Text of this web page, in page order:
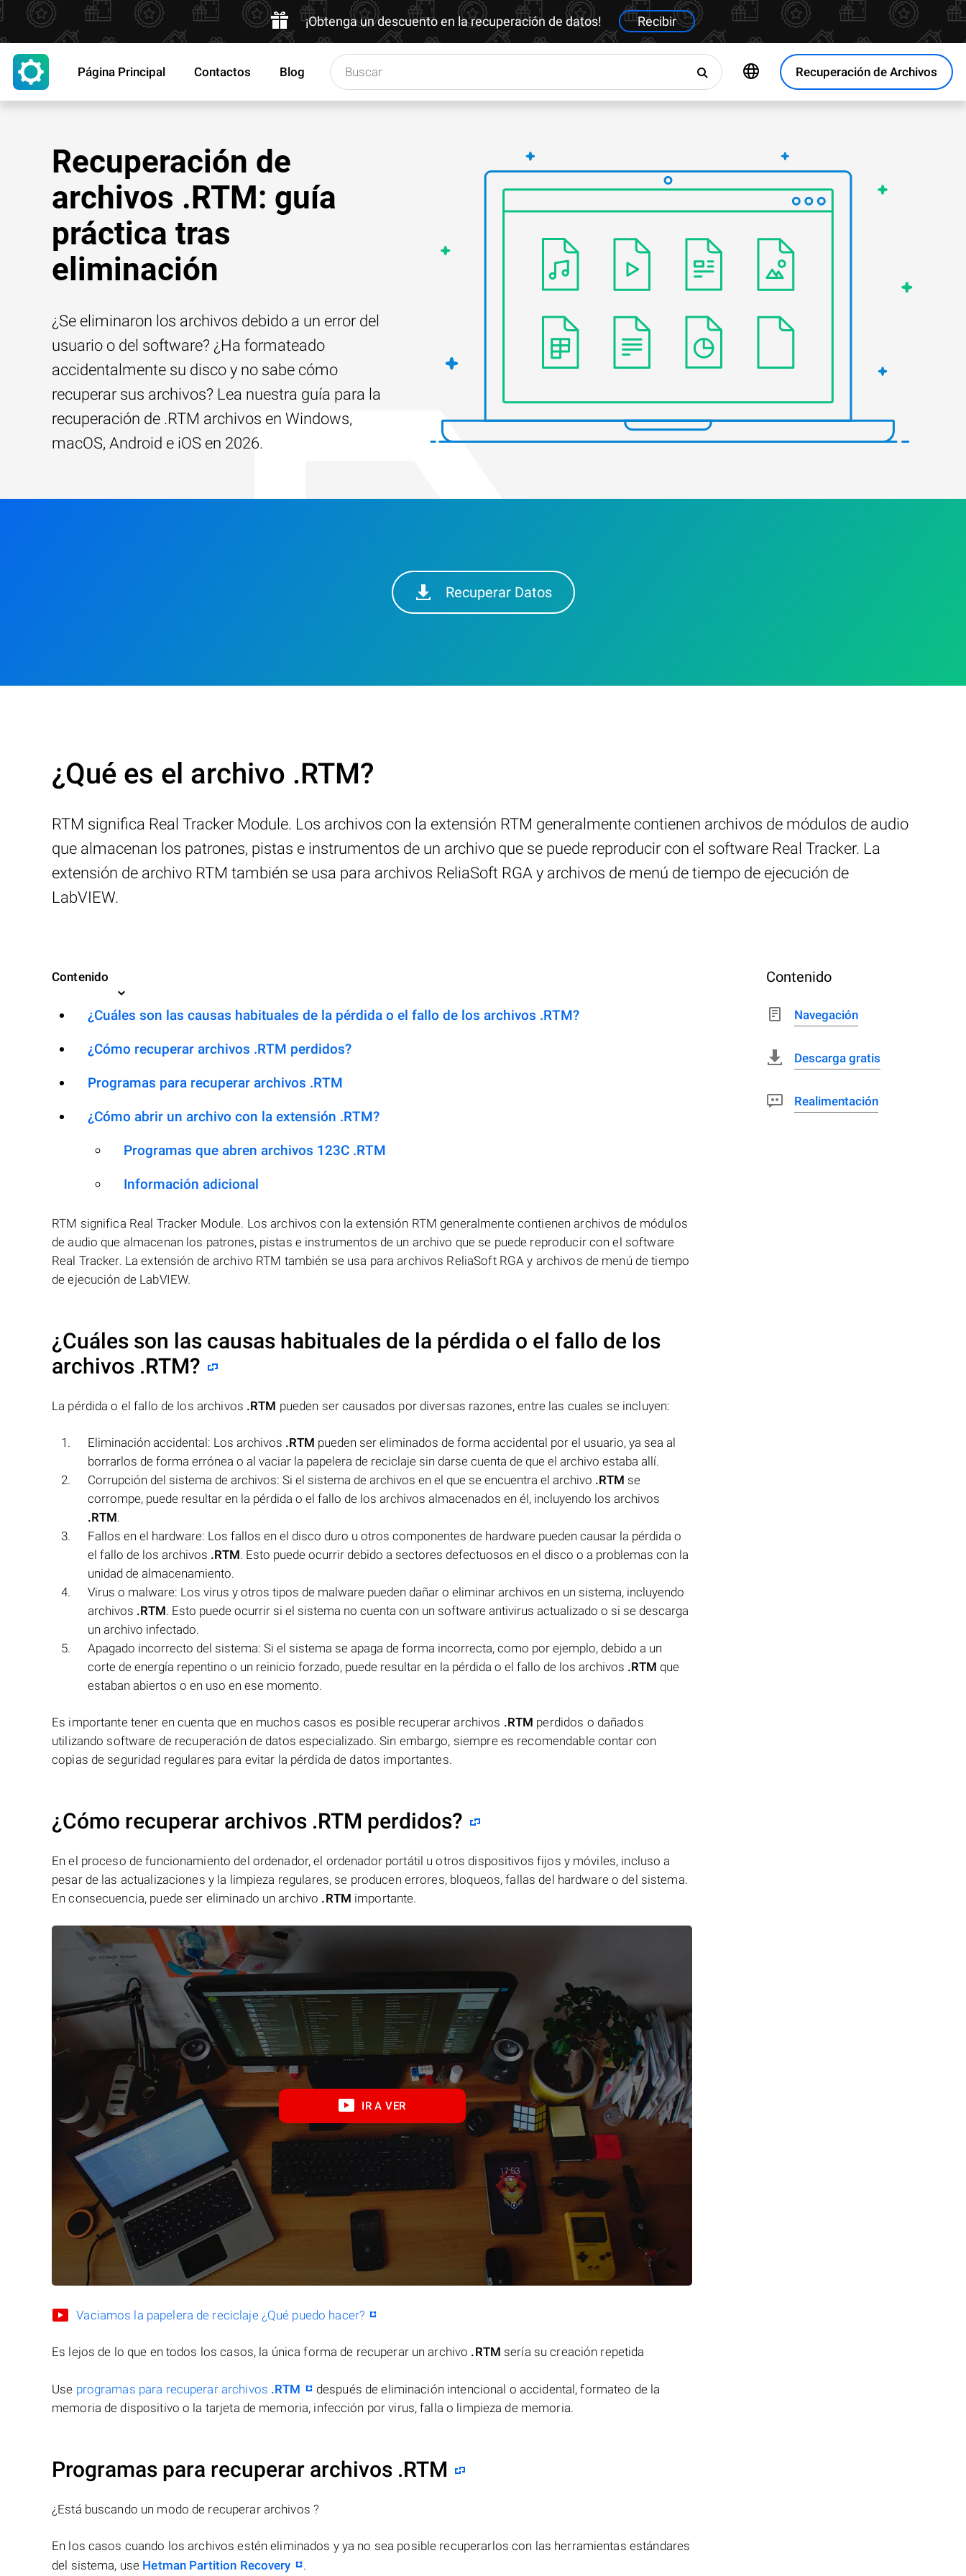
¡Obtenga un descuento en la recuperación de datos! Recibir
Recuperación de Archivos
Página Principal Contactos Blog
Recuperación de
archivos .RTM: guía
práctica tras
eliminación
¿Se eliminaron los archivos debido a un error del
usuario o del software? ¿Ha formateado
accidentalmente su disco y no sabe cómo
recuperar sus archivos? Lea nuestra guía para la
recuperación de .RTM archivos en Windows,
macOS, Android e iOS en 2026.
Recuperar Datos
¿Qué es el archivo .RTM?
RTM significa Real Tracker Module. Los archivos con la extensión RTM generalmente contienen archivos de módulos de audio
que almacenan los patrones, pistas e instrumentos de un archivo que se puede reproducir con el software Real Tracker. La
extensión de archivo RTM también se usa para archivos ReliaSoft RGA y archivos de menú de tiempo de ejecución de
LabVIEW.
Contenido
¿Cuáles son las causas habituales de la pérdida o el fallo de los archivos .RTM?
¿Cómo recuperar archivos .RTM perdidos?
Programas para recuperar archivos .RTM
¿Cómo abrir un archivo con la extensión .RTM?
Programas que abren archivos 123C .RTM
Información adicional
RTM significa Real Tracker Module. Los archivos con la extensión RTM generalmente contienen archivos de módulos
de audio que almacenan los patrones, pistas e instrumentos de un archivo que se puede reproducir con el software
Real Tracker. La extensión de archivo RTM también se usa para archivos ReliaSoft RGA y archivos de menú de tiempo
de ejecución de LabVIEW.
¿Cuáles son las causas habituales de la pérdida o el fallo de los
archivos .RTM?
La pérdida o el fallo de los archivos .RTM pueden ser causados por diversas razones, entre las cuales se incluyen:
Eliminación accidental: Los archivos .RTM pueden ser eliminados de forma accidental por el usuario, ya sea al
borrarlos de forma errónea o al vaciar la papelera de reciclaje sin darse cuenta de que el archivo estaba allí.
Corrupción del sistema de archivos: Si el sistema de archivos en el que se encuentra el archivo .RTM se
corrompe, puede resultar en la pérdida o el fallo de los archivos almacenados en él, incluyendo los archivos
.RTM.
Fallos en el hardware: Los fallos en el disco duro u otros componentes de hardware pueden causar la pérdida o
el fallo de los archivos .RTM. Esto puede ocurrir debido a sectores defectuosos en el disco o a problemas con la
unidad de almacenamiento.
Virus o malware: Los virus y otros tipos de malware pueden dañar o eliminar archivos en un sistema, incluyendo
archivos .RTM. Esto puede ocurrir si el sistema no cuenta con un software antivirus actualizado o si se descarga
un archivo infectado.
Apagado incorrecto del sistema: Si el sistema se apaga de forma incorrecta, como por ejemplo, debido a un
corte de energía repentino o un reinicio forzado, puede resultar en la pérdida o el fallo de los archivos .RTM que
estaban abiertos o en uso en ese momento.
Es importante tener en cuenta que en muchos casos es posible recuperar archivos .RTM perdidos o dañados
utilizando software de recuperación de datos especializado. Sin embargo, siempre es recomendable contar con
copias de seguridad regulares para evitar la pérdida de datos importantes.
¿Cómo recuperar archivos .RTM perdidos?
En el proceso de funcionamiento del ordenador, el ordenador portátil u otros dispositivos fijos y móviles, incluso a
pesar de las actualizaciones y la limpieza regulares, se producen errores, bloqueos, fallas del hardware o del sistema.
En consecuencia, puede ser eliminado un archivo .RTM importante.
IR A VER
Vaciamos la papelera de reciclaje ¿Qué puedo hacer?
Es lejos de lo que en todos los casos, la única forma de recuperar un archivo .RTM sería su creación repetida
Use programas para recuperar archivos .RTM
después de eliminación intencional o accidental, formateo de la
memoria de dispositivo o la tarjeta de memoria, infección por virus, falla o limpieza de memoria.
Programas para recuperar archivos .RTM
¿Está buscando un modo de recuperar archivos ?
En los casos cuando los archivos estén eliminados y ya no sea posible recuperarlos con las herramientas estándares
del sistema, use Hetman Partition Recovery .
Contenido
Navegación
Descarga gratis
Realimentación